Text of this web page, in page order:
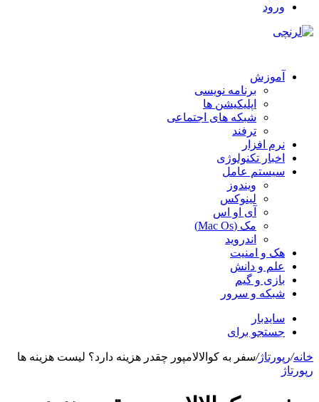
ورود
آموزش
برنامه نویسی
اپلیکیشن ها
شبکه های اجتماعی
ترفند
نرم افزار
اخبار تکنولوژی
سیستم عامل
ویندوز
لینوکس
آی او اس
مک (Mac Os)
اندروید
هک و امنیت
علم و دانش
بازی و گیم
شبکه و سرور
سایدبار
جستجو برای
خانه/رپورتاژ/سفر به کوالالامپور چقدر هزینه دارد؟ لیست هزینه ها
رپورتاژ